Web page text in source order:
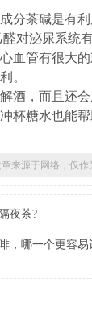
茶碱是有利
对泌尿系统
血管有很大
。
，而且还会
杯糖水也能
来源于网络，仅
夜茶?
，哪一个更容易